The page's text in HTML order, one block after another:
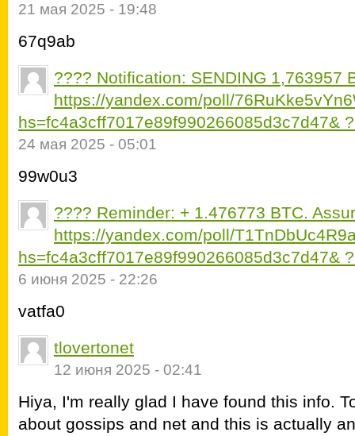
21 мая 2025 - 19:48
67q9ab
???? Notification: SENDING 1,763957
https://yandex.com/poll/
hs=fc4a3cff7017e89f990266085d3c7d47&
24 мая 2025 - 05:01
99w0u3
???? Reminder: + 1.476773 BTC.
https://yandex.com/poll/
hs=fc4a3cff7017e89f990266085d3c7d47&
6 июня 2025 - 22:26
vatfa0
tlovertonet
12 июня 2025 - 02:41
Hiya, I'm really glad I have found this info.
about gossips and net and this is actually